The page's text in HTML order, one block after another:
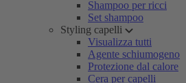
Shampoo per ricci
Set shampoo
Styling capelli
Visualizza tutti
Agente schiumogeno
Protezione dal calore
Cera per capelli